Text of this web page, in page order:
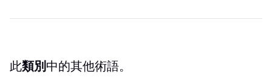
此類別中的其他術語。